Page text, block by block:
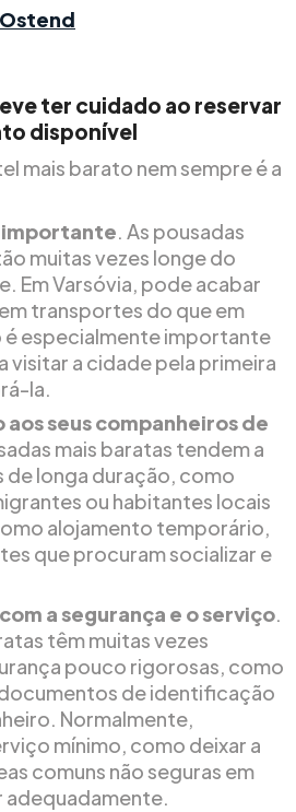
ter cuidado ao reservar
disponível
mais barato nem sempre é a
importante. As pousadas
muitas vezes longe do
Em Varsóvia, pode acabar
transportes do que em
é especialmente importante
visitar a cidade pela primeira
la.
seus companheiros de
mais baratas tendem a
de longa duração, como
ou habitantes locais
alojamento temporário,
que procuram socializar e
a segurança e o serviço.
têm muitas vezes
pouco rigorosas, como
de identificação
Normalmente,
mínimo, como deixar a
comuns não seguras em
adequadamente.